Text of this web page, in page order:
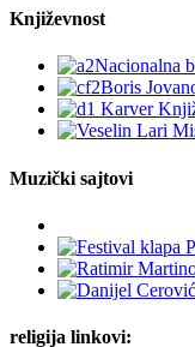
Književnost
Muzički sajtovi
religija linkovi: